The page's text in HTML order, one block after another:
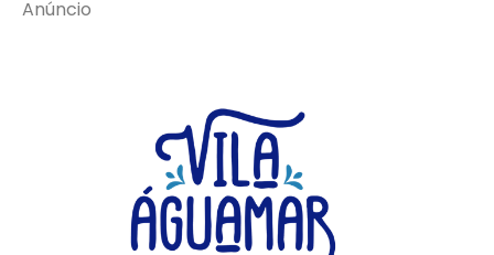
Anúncio